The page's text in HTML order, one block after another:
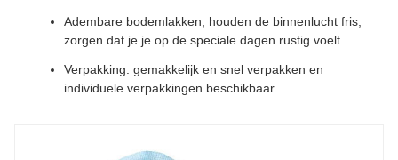
Adembare bodemlakken, houden de binnenlucht fris,
zorgen dat je je op de speciale dagen rustig voelt.
Verpakking: gemakkelijk en snel verpakken en
individuele verpakkingen beschikbaar